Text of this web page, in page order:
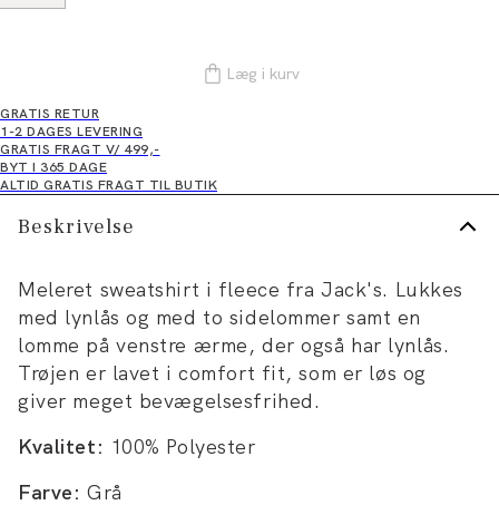
Læg i kurv
GRATIS RETUR
1-2 DAGES LEVERING
GRATIS FRAGT V/ 499,-
BYT I 365 DAGE
ALTID GRATIS FRAGT TIL BUTIK
Beskrivelse
Meleret sweatshirt i fleece fra Jack's. Lukkes
med lynlås og med to sidelommer samt en
lomme på venstre ærme, der også har lynlås.
Trøjen er lavet i comfort fit, som er løs og
giver meget bevægelsesfrihed.
Kvalitet: 100% Polyester
Farve: Grå